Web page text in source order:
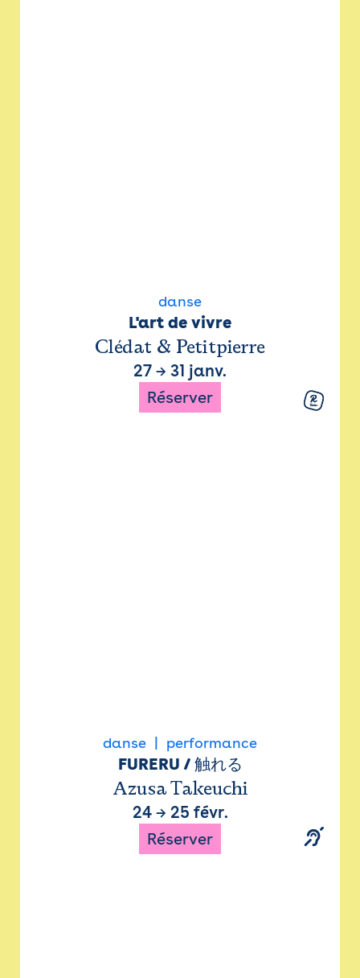
danse
L'art de vivre
Clédat & Petitpierre
27 → 31 janv.
Réserver
danse performance
FURERU / 触れる
Azusa Takeuchi
24→ 25 févr.
Réserver